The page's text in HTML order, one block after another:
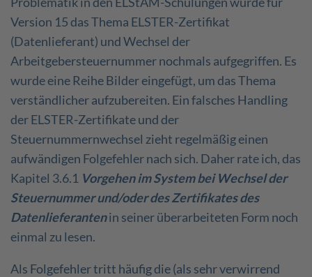
Version 15 das Thema ELSTER-Zertifikat
(Datenlieferant) und Wechsel der
Arbeitgebersteuernummer nochmals aufgegriffen. Es
wurde eine Reihe Bilder eingefügt, um das Thema
verständlicher aufzubereiten. Ein falsches Handling
der ELSTER-Zertifikate und der
Steuernummernwechsel zieht regelmäßig einen
aufwändigen Folgefehler nach sich. Daher rate ich, das
Kapitel 3.6.1 Vorgehen im System bei Wechsel der
Steuernummer und/oder des Zertifikates des
Datenlieferantenin seiner überarbeiteten Form noch
einmal zu lesen.
Als Folgefehler tritt häufig die (als sehr verwirrend